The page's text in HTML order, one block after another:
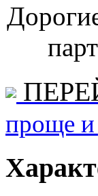
проще и